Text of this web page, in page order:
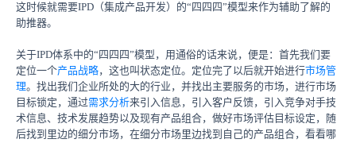
这时候就需要IPD（集成产品开发）的“四四四”模型来作为辅助了解的
助推器。
关于IPD体系中的“四四四”模型，用通俗的话来说，便是：首先我们要
定位一个产品战略，这也叫状态定位。定位完了以后就开始进行市场管
理。找出我们企业所处的大的行业，并找出主要服务的市场，进行市场
目标锁定，通过需求分析来引入信息，引入客户反馈，引入竞争对手技
术信息、技术发展趋势以及现有产品组合，做好市场评估目标设定，随
后找到里边的细分市场，在细分市场里边找到自己的产品组合，看看哪